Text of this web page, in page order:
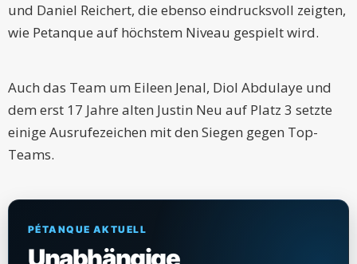
und Daniel Reichert, die ebenso eindrucksvoll zeigten,
wie Petanque auf höchstem Niveau gespielt wird.
Auch das Team um Eileen Jenal, Diol Abdulaye und
dem erst 17 Jahre alten Justin Neu auf Platz 3 setzte
einige Ausrufezeichen mit den Siegen gegen Top-
Teams.
PÉTANQUE AKTUELL